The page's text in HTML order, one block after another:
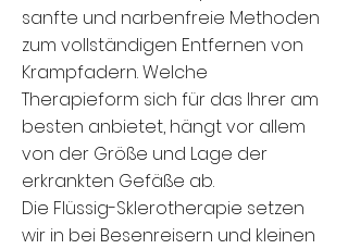
sanfte und narbenfreie Methoden
zum vollständigen Entfernen von
Krampfadern. Welche
Therapieform sich für das Ihrer am
besten anbietet, hängt vor allem
von der Größe und Lage der
erkrankten Gefäße ab.
Die Flüssig-Sklerotherapie setzen
wir in bei Besenreisern und kleinen